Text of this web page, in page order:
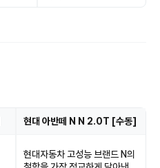
현대 아반떼 N N 2.0T [수동]
현대자동차 고성능 브랜드 N의